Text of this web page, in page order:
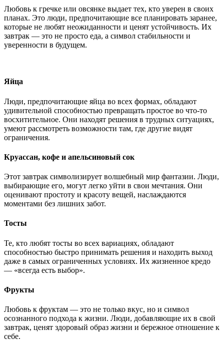
Любовь к гречке или овсянке выдает тех, кто уверен в своих
планах. Это люди, предпочитающие все планировать заранее,
которые не любят неожиданности и ценят устойчивость. Их
завтрак — это не просто еда, а символ стабильности и
уверенности в будущем.
Яйца
Люди, предпочитающие яйца во всех формах, обладают
удивительной способностью превращать простое во что-то
восхитительное. Они находят решения в трудных ситуациях,
умеют рассмотреть возможности там, где другие видят
ограничения.
Круассан, кофе и апельсиновый сок
Этот завтрак символизирует волшебный мир фантазии. Люди,
выбирающие его, могут легко уйти в свои мечтания. Они
оценивают простоту и красоту вещей, наслаждаются
моментами без лишних забот.
Тосты
Те, кто любят тосты во всех вариациях, обладают
способностью быстро принимать решения и находить выход
даже в самых ограниченных условиях. Их жизненное кредо
— «всегда есть выбор».
Фрукты
Любовь к фруктам — это не только вкус, но и символ
осознанного подхода к жизни. Люди, добавляющие их в свой
завтрак, ценят здоровый образ жизни и бережное отношение к
себе.